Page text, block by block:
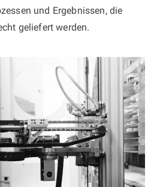
und Ergebnissen, die
geliefert werden.